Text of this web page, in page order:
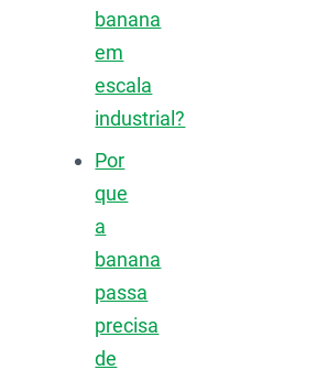
banana
em
escala
industrial?
Por
que
a
banana
passa
precisa
de